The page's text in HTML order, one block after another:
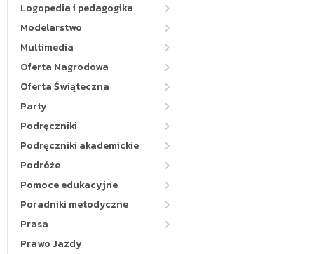
Logopedia i pedagogika
Modelarstwo
Multimedia
Oferta Nagrodowa
Oferta Świąteczna
Party
Podręczniki
Podręczniki akademickie
Podróże
Pomoce edukacyjne
Poradniki metodyczne
Prasa
Prawo Jazdy